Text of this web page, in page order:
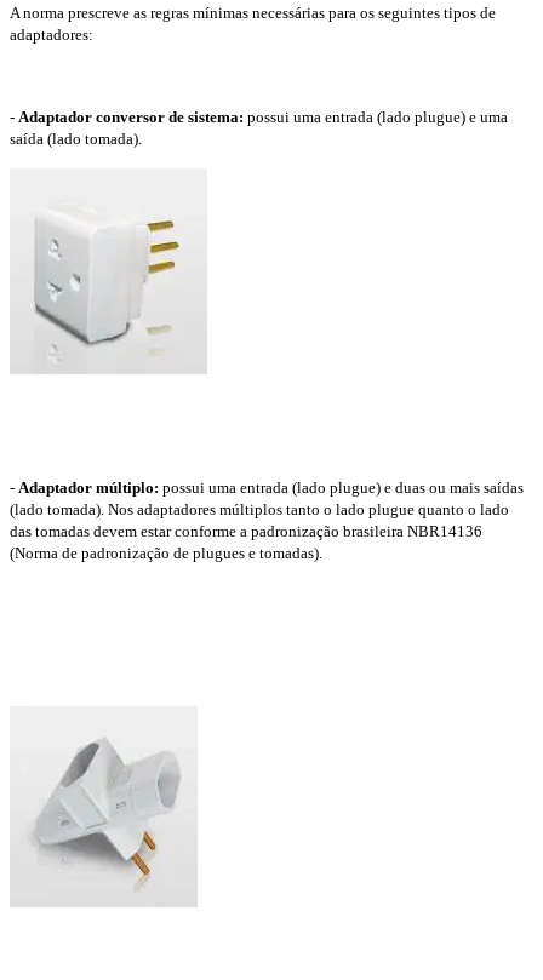
A norma prescreve as regras mínimas necessárias para os seguintes tipos de
adaptadores:
- Adaptador conversor de sistema: possui uma entrada (lado plugue) e uma
saída (lado tomada).
- Adaptador múltiplo: possui uma entrada (lado plugue) e duas ou mais saídas
(lado tomada). Nos adaptadores múltiplos tanto o lado plugue quanto o lado
das tomadas devem estar conforme a padronização brasileira NBR14136
(Norma de padronização de plugues e tomadas).